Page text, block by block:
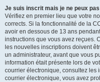
Je suis inscrit mais je ne peux
Vérifiez en premier lieu que votre
corrects. Si la fonctionnalité de la
avoir en dessous de 13 ans
instructions que vous avez reçues.
les nouvelles inscriptions doivent
un administrateur, avant que vous
information était présente lors de
courrier électronique, consultez les
courrier électronique, vous avez